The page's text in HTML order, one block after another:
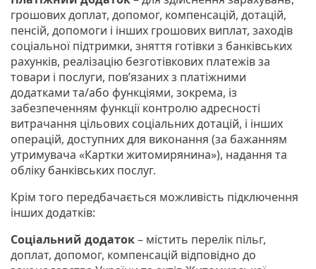
грошових доплат, допомог, компенсацій, дотацій,
пенсій, допомоги і інших грошових виплат, заходів
соціальної підтримки, зняття готівки з банківських
рахунків, реалізацію безготівкових платежів за
товари і послуги, пов’язаних з платіжними
додатками та/або функціями, зокрема, із
забезпеченням функції контролю адресності
витрачання цільових соціальних дотацій, і інших
операцій, доступних для виконання (за бажанням
утримувача «Картки житомирянина»), надання та
обліку банківських послуг.
Крім того передбачається можливість підключення
інших додатків:
Соціальний додаток– містить перелік пільг,
доплат, допомог, компенсацій відповідно до